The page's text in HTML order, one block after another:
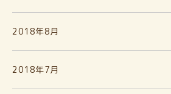
2018年8月
2018年7月